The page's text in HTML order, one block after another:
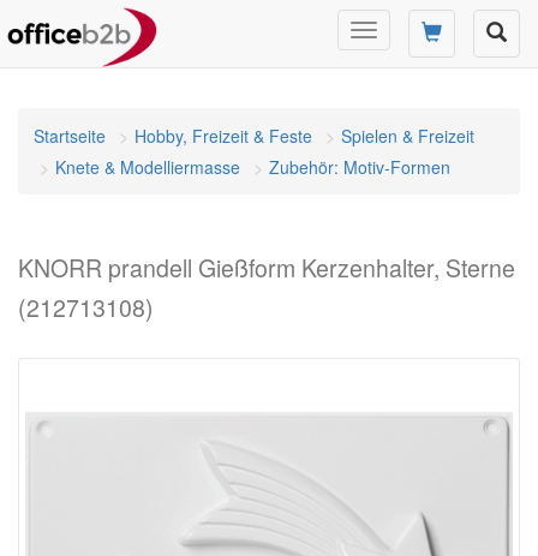
Navigation
umschalten
Startseite Hobby, Freizeit & Feste
Spielen & Freizeit
Knete & Modelliermasse
Zubehör: Motiv-Formen
KNORR prandell Gießform Kerzenhalter, Sterne
(212713108)